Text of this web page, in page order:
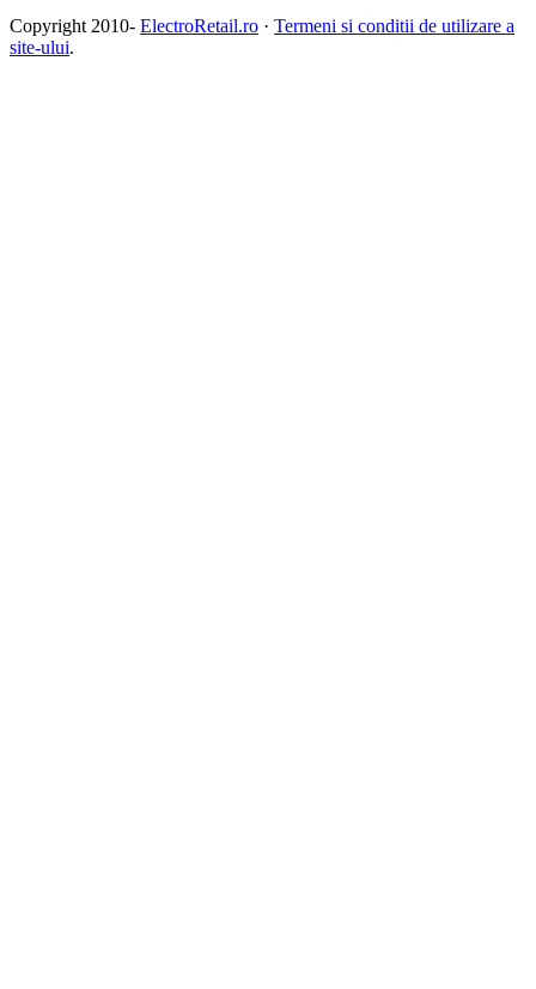
Copyright 2010- ElectroRetail.ro · Termeni si conditii de utilizare a
site-ului.